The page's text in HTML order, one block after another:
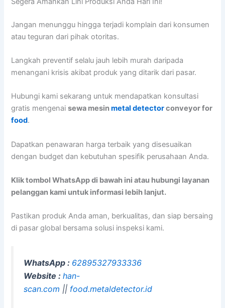
Jangan menunggu hingga terjadi komplain dari konsumen
atau teguran dari pihak otoritas.
Langkah preventif selalu jauh lebih murah daripada
menangani krisis akibat produk yang ditarik dari pasar.
Hubungi kami sekarang untuk mendapatkan konsultasi
gratis mengenaisewa mesinmetal detectorconveyor for
food.
Dapatkan penawaran harga terbaik yang disesuaikan
dengan budget dan kebutuhan spesifik perusahaan Anda.
Klik tombol WhatsApp di bawah ini atau hubungi layanan
pelanggan kami untuk informasi lebih lanjut.
Pastikan produk Anda aman, berkualitas, dan siap bersaing
di pasar global bersama solusi inspeksi kami.
WhatsApp : 62895327933336
Website :han-
scan.com || food.metaldetector.id